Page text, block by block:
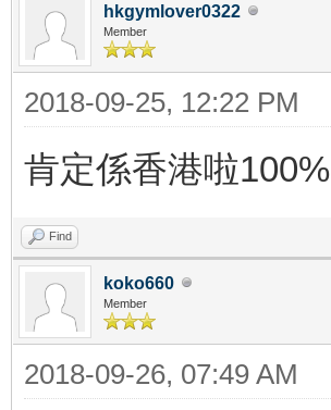
hkgymlover0322
Member
2018-09-25, 12:22 PM
肯定係香港啦100%
Find
koko660
Member
2018-09-26, 07:49 AM